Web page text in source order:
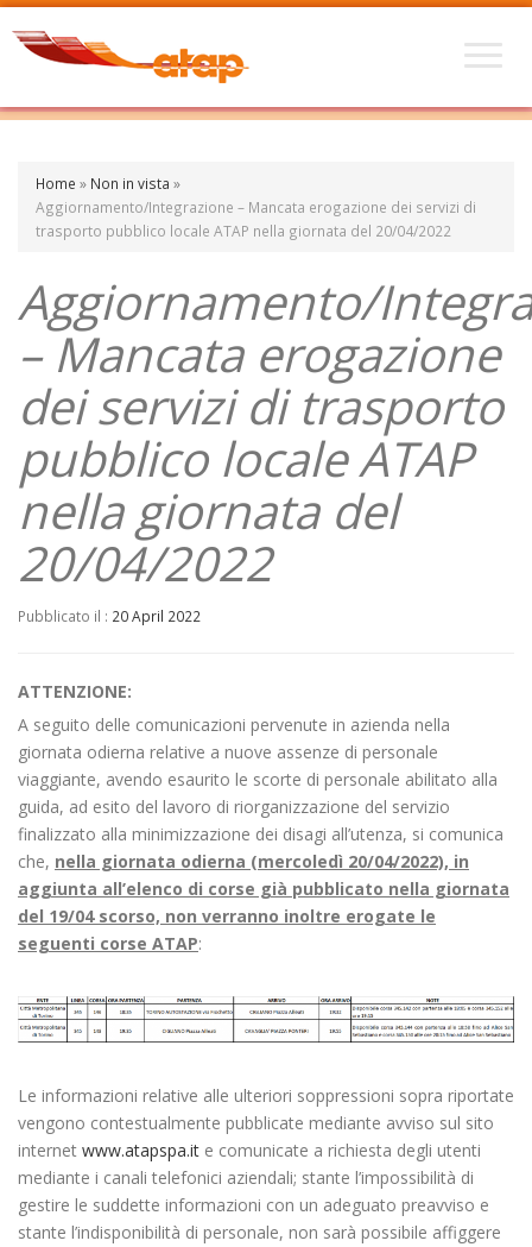
Home » Non in vista »
Aggiornamento/Integrazione – Mancata erogazione dei servizi di
trasporto pubblico locale ATAP nella giornata del 20/04/2022
Aggiornamento/
– Mancata erogazione
dei servizi di trasporto
pubblico locale ATAP
nella giornata del
20/04/2022
Pubblicato il : 20 April 2022
ATTENZIONE:
A seguito delle comunicazioni pervenute in azienda nella
giornata odierna relative a nuove assenze di personale
viaggiante, avendo esaurito le scorte di personale abilitato alla
guida, ad esito del lavoro di riorganizzazione del servizio
finalizzato alla minimizzazione dei disagi all’utenza, si comunica
che, nella giornata odierna (mercoledì 20/04/2022), in
aggiunta all’elenco di corse già pubblicato nella giornata
del 19/04 scorso, non verranno inoltre erogate le
seguenti corse ATAP:
Le informazioni relative alle ulteriori soppressioni sopra riportate
vengono contestualmente pubblicate mediante avviso sul sito
internet www.atapspa.it e comunicate a richiesta degli utenti
mediante i canali telefonici aziendali; stante l’impossibilità di
gestire le suddette informazioni con un adeguato preavviso e
stante l’indisponibilità di personale, non sarà possibile affiggere